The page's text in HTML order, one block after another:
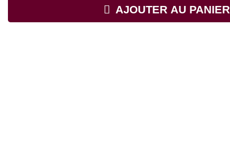
AJOUTER AU PANIER